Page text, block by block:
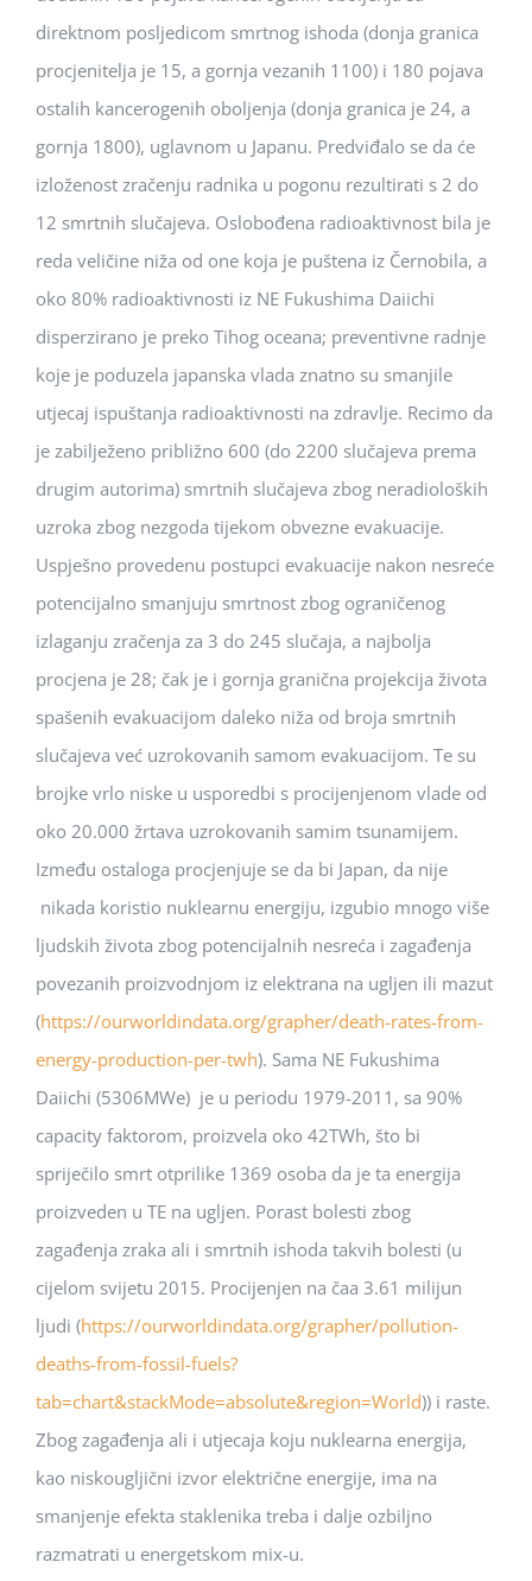
direktnom posljedicom smrtnog ishoda (donja granica
procjenitelja je 15, a gornja vezanih 1100) i 180 pojava
ostalih kancerogenih oboljenja (donja granica je 24, a
gornja 1800), uglavnom u Japanu. Predviđalo se da će
izloženost zračenju radnika u pogonu rezultirati s 2 do
12 smrtnih slučajeva. Oslobođena radioaktivnost bila je
reda veličine niža od one koja je puštena iz Černobila, a
oko 80% radioaktivnosti iz NE Fukushima Daiichi
disperzirano je preko Tihog oceana; preventivne radnje
koje je poduzela japanska vlada znatno su smanjile
utjecaj ispuštanja radioaktivnosti na zdravlje. Recimo da
je zabilježeno približno 600 (do 2200 slučajeva prema
drugim autorima) smrtnih slučajeva zbog neradioloških
uzroka zbog nezgoda tijekom obvezne evakuacije.
Uspješno provedenu postupci evakuacije nakon nesreće
potencijalno smanjuju smrtnost zbog ograničenog
izlaganju zračenja za 3 do 245 slučaja, a najbolja
procjena je 28; čak je i gornja granična projekcija života
spašenih evakuacijom daleko niža od broja smrtnih
slučajeva već uzrokovanih samom evakuacijom. Te su
brojke vrlo niske u usporedbi s procijenjenom vlade od
oko 20.000 žrtava uzrokovanih samim tsunamijem.
Između ostaloga procjenjuje se da bi Japan, da nije
nikada koristio nuklearnu energiju, izgubio mnogo više
ljudskih života zbog potencijalnih nesreća i zagađenja
povezanih proizvodnjom iz elektrana na ugljen ili mazut
(https://ourworldindata.org/grapher/death-rates-from-
energy-production-per-twh). Sama NE Fukushima
Daiichi (5306MWe) je u periodu 1979-2011, sa 90%
capacity faktorom, proizvela oko 42TWh, što bi
spriječilo smrt otprilike 1369 osoba da je ta energija
proizveden u TE na ugljen. Porast bolesti zbog
zagađenja zraka ali i smrtnih ishoda takvih bolesti (u
cijelom svijetu 2015. Procijenjen na čaa 3.61 milijun
ljudi (https://ourworldindata.org/grapher/pollution-
deaths-from-fossil-fuels?
tab=chart&stackMode=absolute&region=World)) i raste.
Zbog zagađenja ali i utjecaja koju nuklearna energija,
kao niskougljični izvor električne energije, ima na
smanjenje efekta staklenika treba i dalje ozbiljno
razmatrati u energetskom mix-u.